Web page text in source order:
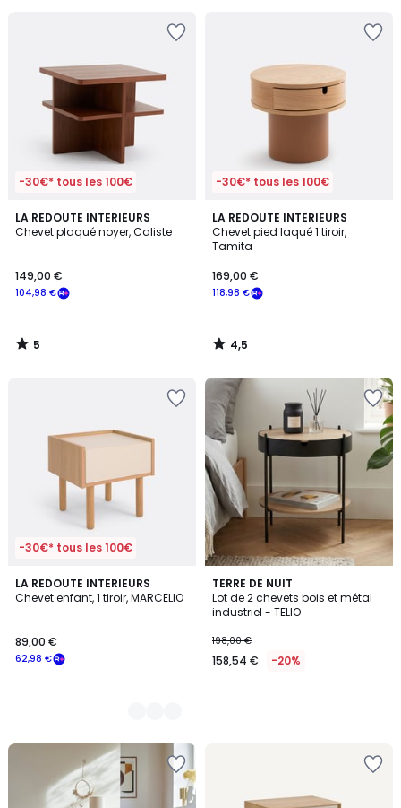
-30€* tous les 100€
LA REDOUTE INTERIEURS
Chevet plaqué noyer, Caliste
104,98 €
149,00 €
5
/
5
/
-30€* tous les 100€
LA REDOUTE INTERIEURS
Chevet pied laqué 1 tiroir,
Tamita
118,98 €
169,00 €
4,5
/ 5
4,5
/
-30€* tous les 100€
LA REDOUTE INTERIEURS
Chevet enfant, 1 tiroir, MARCELIO
62,98 €
89,00 €
2
Couleurs
TERRE DE NUIT
Lot de 2 chevets bois et métal
industriel - TELIO
198,00 €
158,54 € -20%